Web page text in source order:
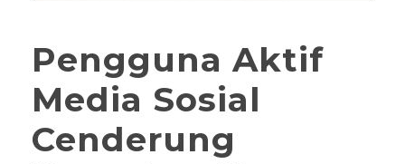
Pengguna Aktif
Media Sosial
Cenderung